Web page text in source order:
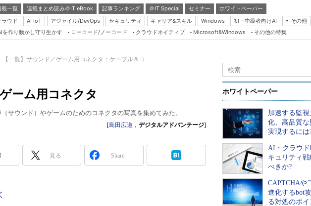
載一覧 連載まとめ読み＠IT eBook 記事ランキング ＠IT Special セミナー
ホワイトペーパー
ラウド
AI IoT アジャイル/DevOps セキュリティ キャリア&スキル Windows 初・中級者向けAI
その他
Server & Storage
Database Expert
Master of IP Network
Security & Trust
を作り動かし守り生かす ローコード/ノーコード クラウドネイティブ Microsoft&Windows その他の特集
【一覧】サウンド／ゲーム用コネクタ：ケーブル＆コ...
ーム用コネクタ
サウンド）やゲームのためのコネクタの写真を集めてみた。
[島田広道 ， デジタルアドバンテージ]
見る Share
ホワイトペーパー
加速する監
化、高品質
実現するには
AI・クラウ
キュリティ
べきか?
CAPTCHAや
進化するbot
る対処のポイ